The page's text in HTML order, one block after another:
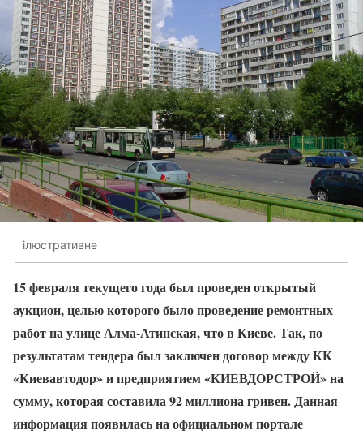
ілюстративне
15 февраля текущего года был проведен открытый
аукцион, целью которого было проведение ремонтных
работ на улице Алма-Атинская, что в Киеве. Так, по
результатам тендера был заключен договор между КК
«Киевавтодор» и предприятием «КИЕВДОРСТРОЙ» на
сумму, которая составила 92 миллиона гривен. Данная
информация появилась на официальном портале